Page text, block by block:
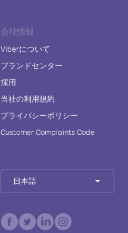
会社情報
Viberについて
ブランドセンター
採用
当社の利用規約
プライバシーポリシー
Customer Complaints Code
日本語